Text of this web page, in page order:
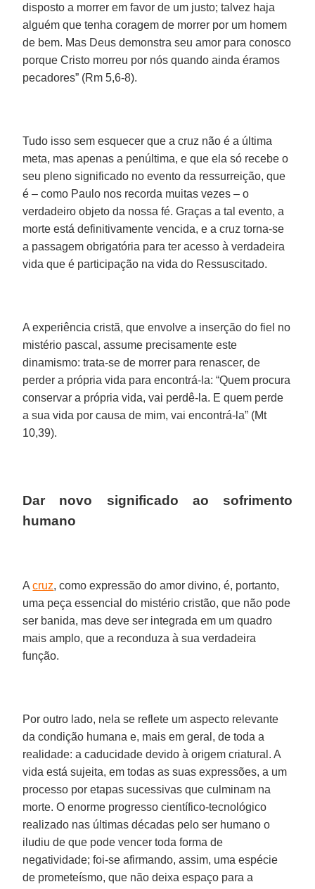
disposto a morrer em favor de um justo; talvez haja
alguém que tenha coragem de morrer por um homem
de bem. Mas Deus demonstra seu amor para conosco
porque Cristo morreu por nós quando ainda éramos
pecadores” (Rm 5,6-8).
Tudo isso sem esquecer que a cruz não é a última
meta, mas apenas a penúltima, e que ela só recebe o
seu pleno significado no evento da ressurreição, que
é – como Paulo nos recorda muitas vezes – o
verdadeiro objeto da nossa fé. Graças a tal evento, a
morte está definitivamente vencida, e a cruz torna-se
a passagem obrigatória para ter acesso à verdadeira
vida que é participação na vida do Ressuscitado.
A experiência cristã, que envolve a inserção do fiel no
mistério pascal, assume precisamente este
dinamismo: trata-se de morrer para renascer, de
perder a própria vida para encontrá-la: “Quem procura
conservar a própria vida, vai perdê-la. E quem perde
a sua vida por causa de mim, vai encontrá-la” (Mt
10,39).
Dar novo significado ao sofrimento
humano
Acruz, como expressão do amor divino, é, portanto,
uma peça essencial do mistério cristão, que não pode
ser banida, mas deve ser integrada em um quadro
mais amplo, que a reconduza à sua verdadeira
função.
Por outro lado, nela se reflete um aspecto relevante
da condição humana e, mais em geral, de toda a
realidade: a caducidade devido à origem criatural. A
vida está sujeita, em todas as suas expressões, a um
processo por etapas sucessivas que culminam na
morte. O enorme progresso científico-tecnológico
realizado nas últimas décadas pelo ser humano o
iludiu de que pode vencer toda forma de
negatividade; foi-se afirmando, assim, uma espécie
de prometeísmo, que não deixa espaço para a